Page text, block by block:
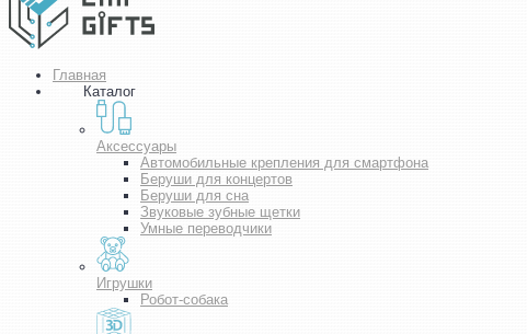
Главная
Каталог
Аксессуары
Автомобильные крепления для смартфона
Беруши для концертов
Беруши для сна
Звуковые зубные щетки
Умные переводчики
Игрушки
Робот-собака